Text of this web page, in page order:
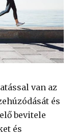
van az
és
bevitele
és